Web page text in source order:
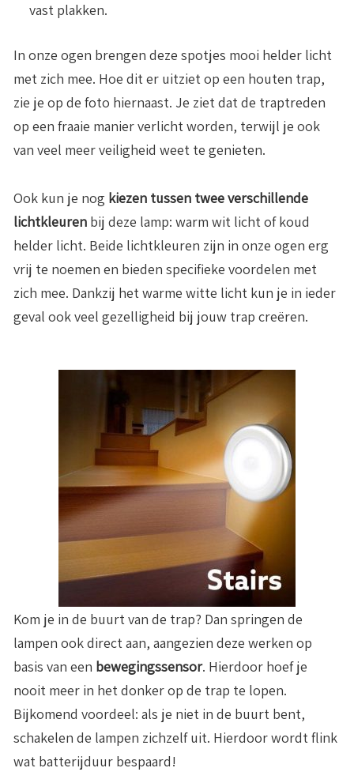
vast plakken.
In onze ogen brengen deze spotjes mooi helder licht
met zich mee. Hoe dit er uitziet op een houten trap,
zie je op de foto hiernaast. Je ziet dat de traptreden
op een fraaie manier verlicht worden, terwijl je ook
van veel meer veiligheid weet te genieten.
Ook kun je nog kiezen tussen twee verschillende
lichtkleuren bij deze lamp: warm wit licht of koud
helder licht. Beide lichtkleuren zijn in onze ogen erg
vrij te noemen en bieden specifieke voordelen met
zich mee. Dankzij het warme witte licht kun je in ieder
geval ook veel gezelligheid bij jouw trap creëren.
Kom je in de buurt van de trap? Dan springen de
lampen ook direct aan, aangezien deze werken op
basis van een bewegingssensor. Hierdoor hoef je
nooit meer in het donker op de trap te lopen.
Bijkomend voordeel: als je niet in de buurt bent,
schakelen de lampen zichzelf uit. Hierdoor wordt flink
wat batterijduur bespaard!